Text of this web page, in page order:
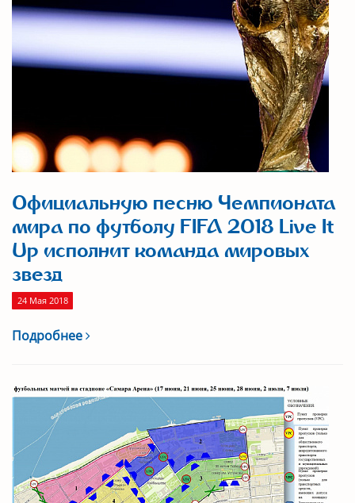
Официальную песню Чемпионата
мира по футболу FIFA 2018 Live It
Up исполнит команда мировых
звезд
24 Мая 2018
Подробнее